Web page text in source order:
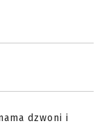
dzwoni i